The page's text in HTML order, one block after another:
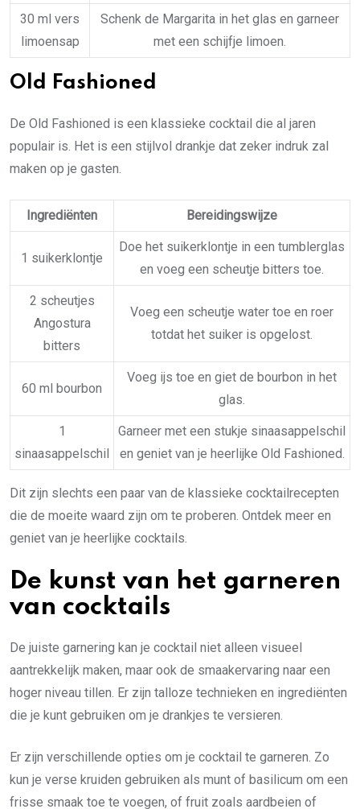
30 ml vers
limoensap
Schenk de Margarita in het glas en garneer
met een schijfje limoen.
Old Fashioned
De Old Fashioned is een klassieke cocktail die al jaren
populair is. Het is een stijlvol drankje dat zeker indruk zal
maken op je gasten.
Ingrediënten Bereidingswijze
1 suikerklontje
Doe het suikerklontje in een tumblerglas
en voeg een scheutje bitters toe.
2 scheutjes
Angostura
bitters
Voeg een scheutje water toe en roer
totdat het suiker is opgelost.
60 ml bourbon
Voeg ijs toe en giet de bourbon in het
glas.
1
sinaasappelschil
Garneer met een stukje sinaasappelschil
en geniet van je heerlijke Old Fashioned.
Dit zijn slechts een paar van de klassieke cocktailrecepten
die de moeite waard zijn om te proberen. Ontdek meer en
geniet van je heerlijke cocktails.
De kunst van het garneren
van cocktails
De juiste garnering kan je cocktail niet alleen visueel
aantrekkelijk maken, maar ook de smaakervaring naar een
hoger niveau tillen. Er zijn talloze technieken en ingrediënten
die je kunt gebruiken om je drankjes te versieren.
Er zijn verschillende opties om je cocktail te garneren. Zo
kun je verse kruiden gebruiken als munt of basilicum om een
frisse smaak toe te voegen, of fruit zoals aardbeien of